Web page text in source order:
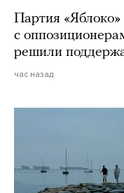
Партия «Яблоко»
с
решили
час назад